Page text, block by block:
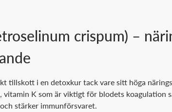
crispum) –
tillskott i en detoxkur tack vare sitt höga
vitamin K som är viktigt för blodets koagulation
stärker immunförsvaret.